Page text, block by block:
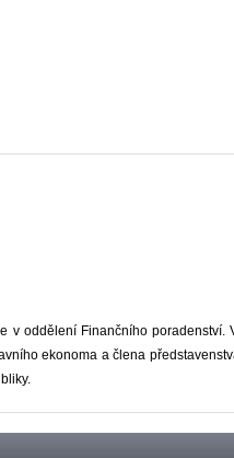
oddělení Finančního poradenství.
ekonoma a člena